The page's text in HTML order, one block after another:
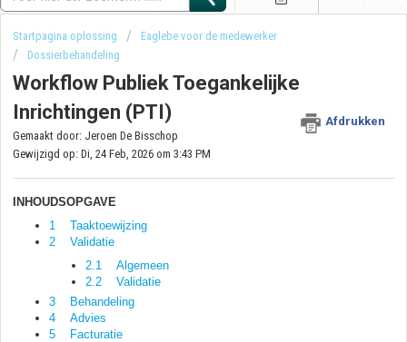
Startpagina oplossing
Eaglebe voor de medewerker
Dossierbehandeling
Workflow Publiek Toegankelijke
Inrichtingen (PTI)
Afdrukken
Gemaakt door: Jeroen De Bisschop
Gewijzigd op: Di, 24 Feb, 2026 om 3:43 PM
INHOUDSOPGAVE
1 Taaktoewijzing
2 Validatie
2.1 Algemeen
2.2 Validatie
3 Behandeling
4 Advies
5 Facturatie